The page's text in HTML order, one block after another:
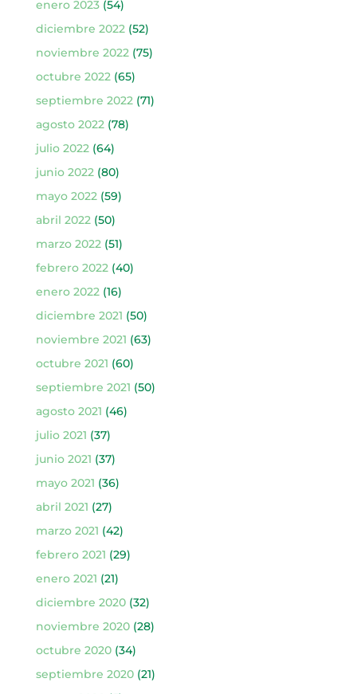
enero 2023(54)
diciembre 2022 (52)
noviembre 2022 (75)
octubre 2022 (65)
septiembre 2022 (71)
agosto 2022 (78)
julio 2022 (64)
junio 2022 (80)
mayo 2022 (59)
abril 2022 (50)
marzo 2022 (51)
febrero 2022 (40)
enero 2022 (16)
diciembre 2021 (50)
noviembre 2021 (63)
octubre 2021 (60)
septiembre 2021 (50)
agosto 2021 (46)
julio 2021 (37)
junio 2021 (37)
mayo 2021 (36)
abril 2021 (27)
marzo 2021 (42)
febrero 2021 (29)
enero 2021 (21)
diciembre 2020(32)
noviembre 2020(28)
octubre 2020(34)
septiembre 2020(21)